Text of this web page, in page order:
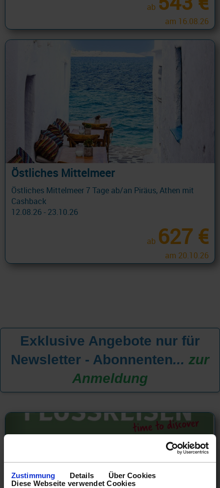
Zustimmung Details
Über Cookies
Diese Webseite verwendet Cookies
ab
am 16.08.26
Östliches Mittelmeer
Östliches Mittelmeer 7 Tage ab/an Piräus, Athen mit
Cashback
12.08.26 - 23.10.26
ab 627 €
am 20.10.26
Exklusive Angebote nur für
Newsletter - Abonnenten... zur
Anmeldung